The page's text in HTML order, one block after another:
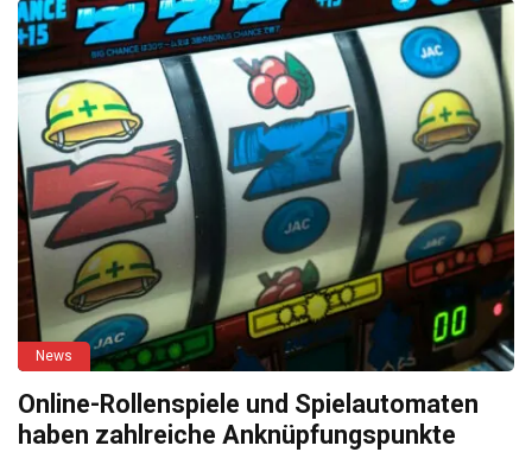
News
Online-Rollenspiele und Spielautomaten
haben zahlreiche Anknüpfungspunkte